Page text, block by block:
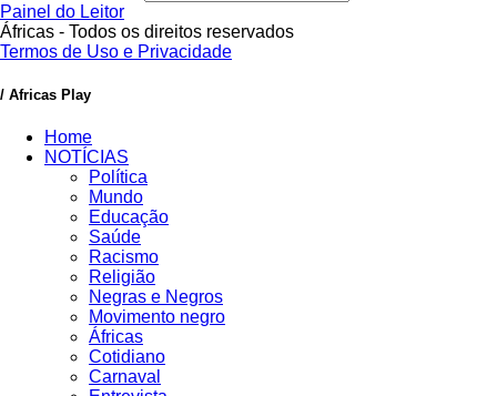
Painel do Leitor
Áfricas - Todos os direitos reservados
Termos de Uso e Privacidade
/ Africas Play
Home
NOTÍCIAS
Política
Mundo
Educação
Saúde
Racismo
Religião
Negras e Negros
Movimento negro
Áfricas
Cotidiano
Carnaval